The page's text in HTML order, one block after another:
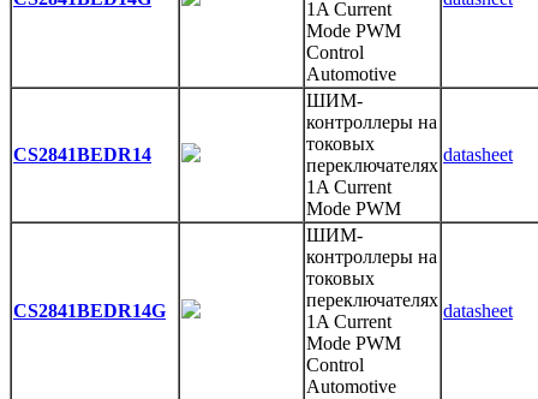
1A Current
Mode PWM
Control
Automotive
CS2841BEDR14
ШИМ-
контроллеры на
токовых
переключателях
1A Current
Mode PWM
datasheet
CS2841BEDR14G
ШИМ-
контроллеры на
токовых
переключателях
1A Current
Mode PWM
Control
Automotive
datasheet